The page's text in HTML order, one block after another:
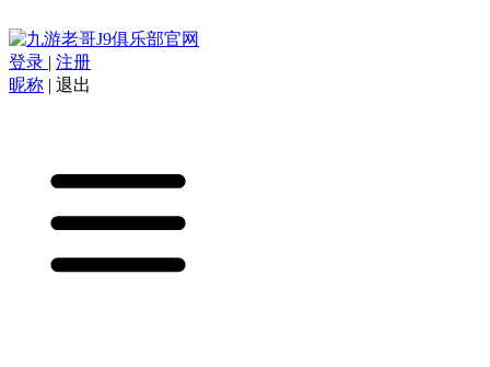
登录 | 注册
昵称 | 退出